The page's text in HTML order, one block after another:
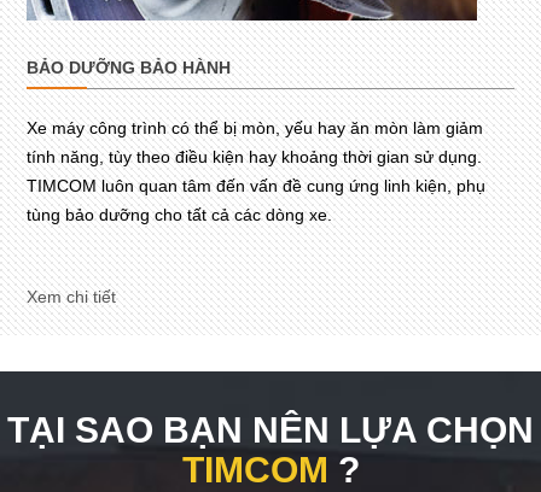
BẢO DƯỠNG BẢO HÀNH
Xe máy công trình có thể bị mòn, yếu hay ăn mòn làm giảm
tính năng, tùy theo điều kiện hay khoảng thời gian sử dụng.
TIMCOM luôn quan tâm đến vấn đề cung ứng linh kiện, phụ
tùng bảo dưỡng cho tất cả các dòng xe.
Xem chi tiết
TẠI SAO BẠN NÊN LỰA CHỌN
TIMCOM ?